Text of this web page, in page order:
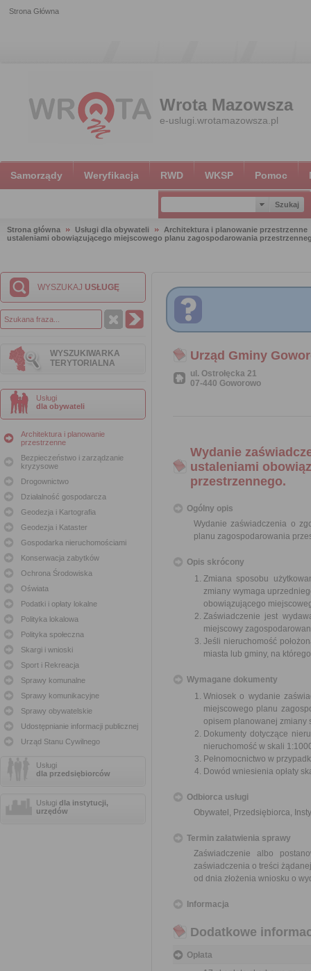
Strona Główna
Wrota Mazowsza
e-uslugi.wrotamazowsza.pl
Samorządy Weryfikacja RWD WKSP Pomoc
Strona główna Usługi dla obywateli
Architektura i planowanie przestrzenne
ustaleniami obowiązującego miejscowego planu zagospodarowania
WYSZUKAJ USŁUGĘ
WYSZUKIWARKA
TERYTORIALNA
Usługi
dla obywateli
Architektura i planowanie
przestrzenne
Bezpieczeństwo i zarządzanie
kryzysowe
Drogownictwo
Działalność gospodarcza
Geodezja i Kartografia
Geodezja i Kataster
Gospodarka nieruchomościami
Konserwacja zabytków
Ochrona Środowiska
Oświata
Podatki i opłaty lokalne
Polityka lokalowa
Polityka społeczna
Skargi i wnioski
Sport i Rekreacja
Sprawy komunalne
Sprawy komunikacyjne
Sprawy obywatelskie
Udostępnianie informacji publicznej
Urząd Stanu Cywilnego
Usługi
dla przedsiębiorców
Usługi dla instytucji,
urzędów
Urząd Gminy
ul. Ostrołęcka 21
07-440 Goworowo
Wydanie
ustaleniami
przestrzennego.
Ogólny opis
Wydanie zaświadczenia o
planu zagospodarowania
Opis skrócony
Zmiana sposobu
zmiany wymaga
obowiązującego
Zaświadczenie jest
miejscowy
Jeśli nieruchomość
miasta lub gminy, na
Wymagane dokumenty
Wniosek o wydanie
miejscowego planu
opisem planowanej zmiany
Dokumenty dotyczące
nieruchomość w skali
Pełnomocnictwo w
Dowód wniesienia opłaty
Odbiorca usługi
Obywatel, Przedsiębiorca,
Termin załatwienia sprawy
Zaświadczenie albo
zaświadczenia o treści
od dnia złożenia wniosku o
Informacja
Dodatkowe
Opłata